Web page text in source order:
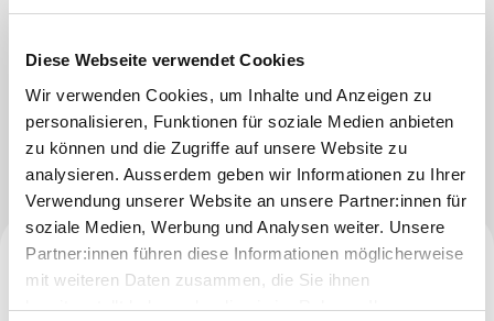
Diese Webseite verwendet Cookies
Wir verwenden Cookies, um Inhalte und Anzeigen zu
personalisieren, Funktionen für soziale Medien anbieten
zu können und die Zugriffe auf unsere Website zu
analysieren. Ausserdem geben wir Informationen zu Ihrer
Verwendung unserer Website an unsere Partner:innen für
soziale Medien, Werbung und Analysen weiter. Unsere
Partner:innen führen diese Informationen möglicherweise
mit weiteren Daten zusammen, die Sie ihnen
bereitgestellt haben oder die sie im Rahmen Ihrer
Aktuelles
Jobs & Karriere
Kontakt
Babygalerie
Tel
+41 44 397 22 31
Nachricht schreiben
Beruf